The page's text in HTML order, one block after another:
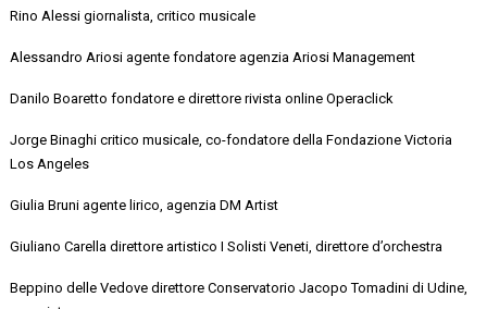
Rino Alessi giornalista, critico musicale
Alessandro Ariosi agente fondatore agenzia Ariosi Management
Danilo Boaretto fondatore e direttore rivista onlineOperaclick
Jorge Binaghi critico musicale, co-fondatore della Fondazione Victoria
Los Angeles
Giulia Bruni agente lirico, agenzia DM Artist
Giuliano Carella direttore artistico I Solisti Veneti, direttore d’orchestra
Beppino delle Vedove direttore Conservatorio Jacopo Tomadini di Udine,